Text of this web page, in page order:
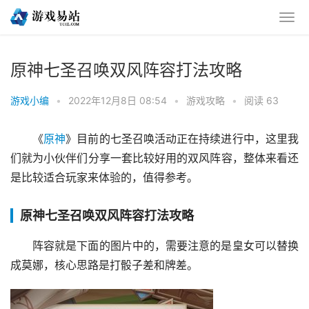
原神七圣召唤双风阵容打法攻略
游戏小编 • 2022年12月8日 08:54 • 游戏攻略 • 阅读 63
《原神》目前的七圣召唤活动正在持续进行中，这里我
们就为小伙伴们分享一套比较好用的双风阵容，整体来看还
是比较适合玩家来体验的，值得参考。
原神七圣召唤双风阵容打法攻略
阵容就是下面的图片中的，需要注意的是皇女可以替换
成莫娜，核心思路是打骰子差和牌差。